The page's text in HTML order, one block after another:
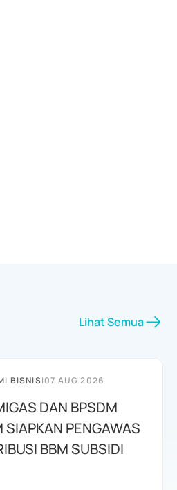
Lihat Semua
BISNIS|07 AUG 2026
DAN BPSDM
SIAPKAN PENGAWAS
BBM SUBSIDI